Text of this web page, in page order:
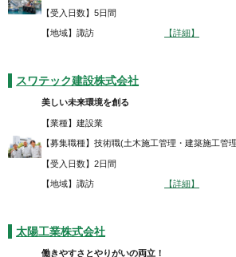
【受入日数】5日間
【地域】諏訪 【詳細】
スワテック建設株式会社
美しい未来環境を創る
【業種】建設業
【募集職種】技術職(土木施工管理・建築施工管
【受入日数】2日間
【地域】諏訪 【詳細】
太陽工業株式会社
働きやすさとやりがいの両立！